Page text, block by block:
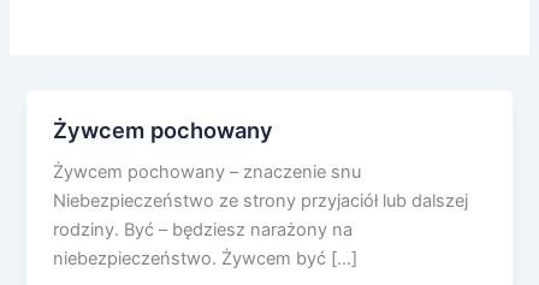
Żywcem pochowany
Żywcem pochowany – znaczenie snu
Niebezpieczeństwo ze strony przyjaciół lub dalszej
rodziny. Być – będziesz narażony na
niebezpieczeństwo. Żywcem być […]